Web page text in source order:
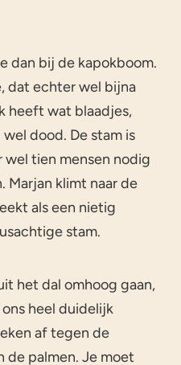
dan bij de kapokboom.
dat echter wel bijna
heeft wat blaadjes,
dood. De stam is
wel tien mensen nodig
Marjan klimt naar de
als een nietig
stam.
het dal omhoog gaan,
heel duidelijk
af tegen de
de palmen. Je moet